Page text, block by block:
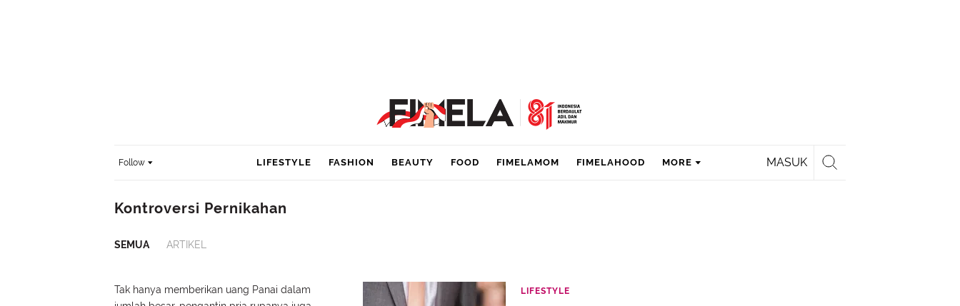
Follow MASUK
LIFESTYLE FASHION BEAUTY FOOD FIMELAMOM FIMELAHOOD MORE
Kontroversi Pernikahan
SEMUA ARTIKEL
Tak hanya memberikan uang Panai dalam
LIFESTYLE